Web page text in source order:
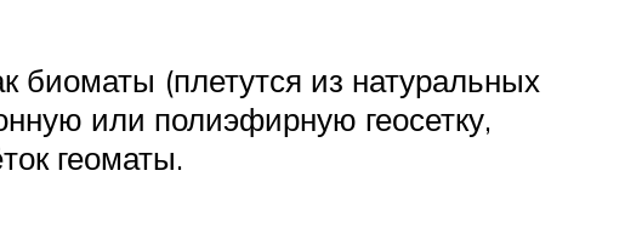
биоматы (плетутся из натуральных
или полиэфирную геосетку,
геоматы.